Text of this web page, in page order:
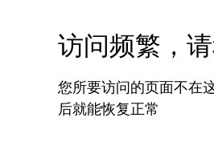
访问频繁，
您所要访问的页面不在
后就能恢复正常